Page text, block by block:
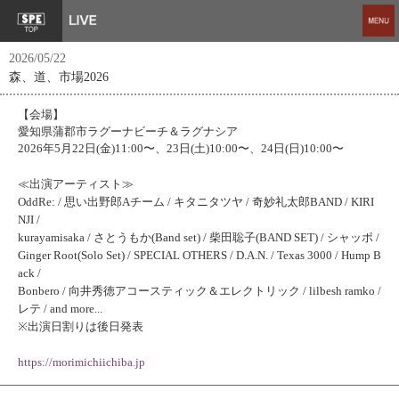
2026/05/22
森、道、市場2026
【会場】
愛知県蒲郡市ラグーナビーチ＆ラグナシア
2026年5月22日(金)11:00〜、23日(土)10:00〜、24日(日)10:00〜
≪出演アーティスト≫
OddRe: / 思い出野郎Aチーム / キタニタツヤ / 奇妙礼太郎BAND / KIRI
NJI /
kurayamisaka / さとうもか(Band set) / 柴田聡子(BAND SET) / シャッポ /
Ginger Root(Solo Set) / SPECIAL OTHERS / D.A.N. / Texas 3000 / Hump B
ack /
Bonbero / 向井秀徳アコースティック＆エレクトリック / lilbesh ramko /
レテ / and more...
※出演日割りは後日発表
https://morimichiichiba.jp